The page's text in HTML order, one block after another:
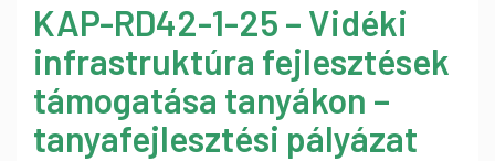
KAP-RD42-1-25 – Vidéki
infrastruktúra fejlesztések
támogatása tanyákon –
tanyafejlesztési pályázat